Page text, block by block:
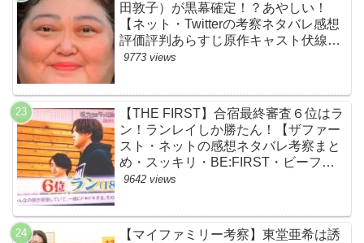
田敦子）が黒幕確定！？あやしい！
【ネット・Twitterの考察ネタバレ感想
評価評判あらすじ原作キャスト伏線ま
とめ】
9773 views
【THE FIRST】合宿最終審査６位はラ
ン！ランレイしか勝たん！【ザファー
スト・ネットの感想ネタバレ考察まと
め・スッキリ・BE:FIRST・ビーファ
ースト】
9642 views
【マイファミリー考察】東堂亜希は誘